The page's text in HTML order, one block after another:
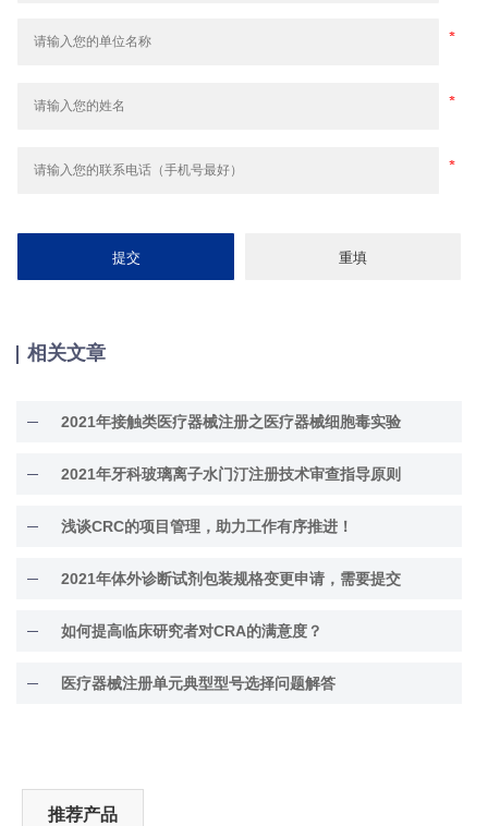
相关文章
2021年接触类医疗器械注册之医疗器械细胞毒实验
2021年牙科玻璃离子水门汀注册技术审查指导原则
浅谈CRC的项目管理，助力工作有序推进！
2021年体外诊断试剂包装规格变更申请，需要提交
如何提高临床研究者对CRA的满意度？
医疗器械注册单元典型型号选择问题解答
推荐产品